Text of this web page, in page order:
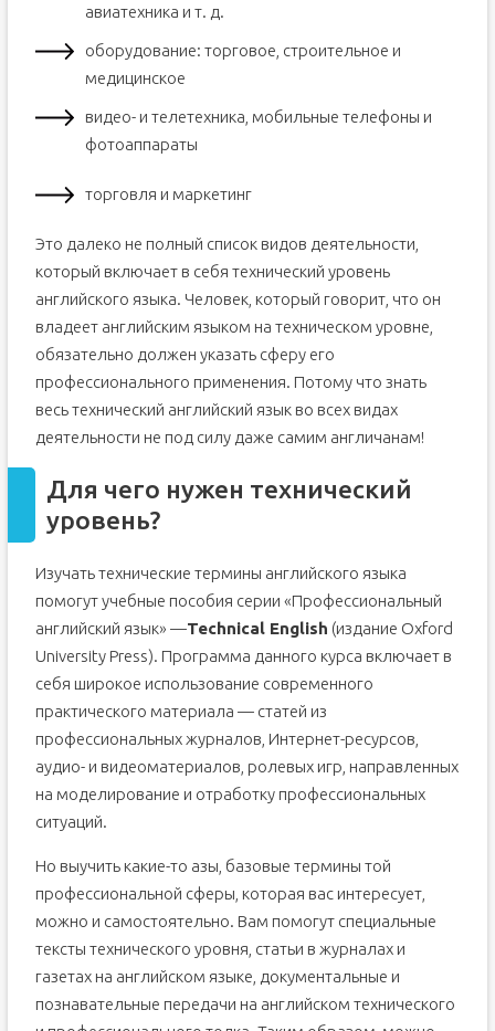
авиатехника и т. д.
оборудование: торговое, строительное и
медицинское
видео- и телетехника, мобильные телефоны и
фотоаппараты
торговля и маркетинг
Это далеко не полный список видов деятельности,
который включает в себя технический уровень
английского языка. Человек, который говорит, что он
владеет английским языком на техническом уровне,
обязательно должен указать сферу его
профессионального применения. Потому что знать
весь технический английский язык во всех видах
деятельности не под силу даже самим англичанам!
Для чего нужен технический
уровень?
Изучать технические термины английского языка
помогут учебные пособия серии «Профессиональный
английский язык» —Technical English (издание Oxford
University Press). Программа данного курса включает в
себя широкое использование современного
практического материала — статей из
профессиональных журналов, Интернет-ресурсов,
аудио- и видеоматериалов, ролевых игр, направленных
на моделирование и отработку профессиональных
ситуаций.
Но выучить какие-то азы, базовые термины той
профессиональной сферы, которая вас интересует,
можно и самостоятельно. Вам помогут специальные
тексты технического уровня, статьи в журналах и
газетах на английском языке, документальные и
познавательные передачи на английском технического